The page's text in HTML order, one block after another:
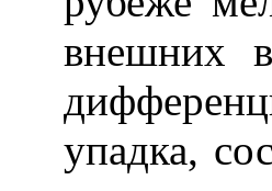
внешних
упадка,